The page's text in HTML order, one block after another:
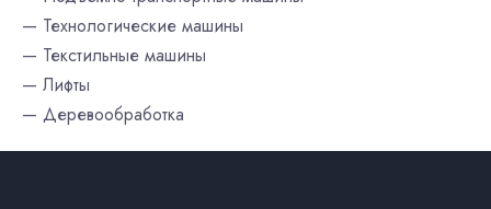
— Технологические машины
— Текстильные машины
— Лифты
— Деревообработка